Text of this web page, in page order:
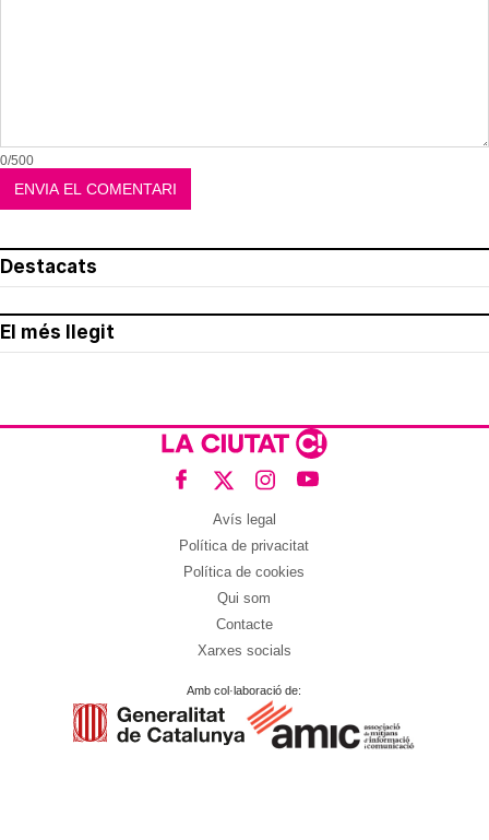
0/500
Destacats
El més llegit
Avís legal
Política de privacitat
Política de cookies
Qui som
Contacte
Xarxes socials
Amb col·laboració de: